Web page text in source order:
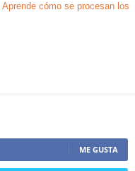
Aprende cómo se procesan los
ME GUSTA